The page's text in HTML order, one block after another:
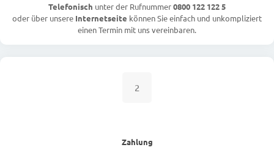
Telefonisch unter der Rufnummer0800 122 122 5
oder über unsere Internetseite können Sie einfach und unkompliziert
einen Termin mit uns vereinbaren.
2
Zahlung